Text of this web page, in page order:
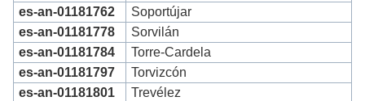
es-an-01181762
Soportújar
es-an-01181778
Sorvilán
es-an-01181784
Torre-Cardela
es-an-01181797
Torvizcón
es-an-01181801
Trevélez